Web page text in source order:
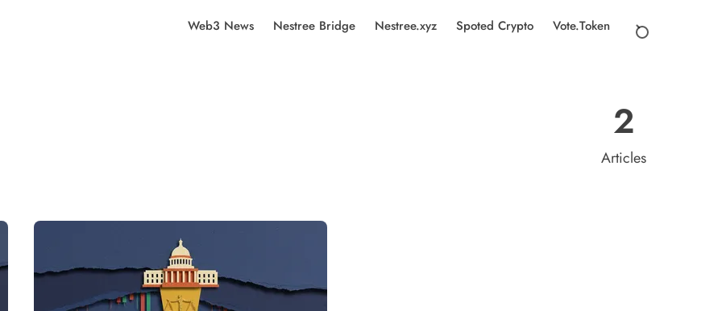
Web3 News Nestree Bridge Nestree.xyz Spoted Crypto Vote.Token
2
Articles